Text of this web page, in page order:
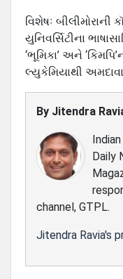
વિશેષઃ બીલીમોરાની
યુનિવર્સિટીના
‘ભૂમિકા’ અને
લ્યુકેમિયાથી
By Jitendra
Daily
channel, GTPL.
Jitendra Ravia's